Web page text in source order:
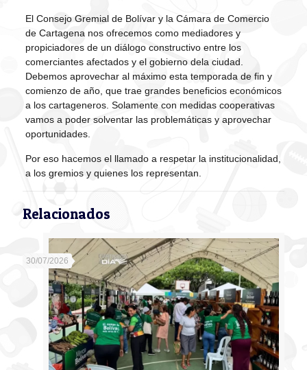
El Consejo Gremial de Bolívar y la Cámara de Comercio
de Cartagena nos ofrecemos como mediadores y
propiciadores de un diálogo constructivo entre los
comerciantes afectados y el gobierno dela ciudad.
Debemos aprovechar al máximo esta temporada de fin y
comienzo de año, que trae grandes beneficios económicos
a los cartageneros. Solamente con medidas cooperativas
vamos a poder solventar las problemáticas y aprovechar
oportunidades.
Por eso hacemos el llamado a respetar la institucionalidad,
a los gremios y quienes los representan.
Relacionados
30/07/2026